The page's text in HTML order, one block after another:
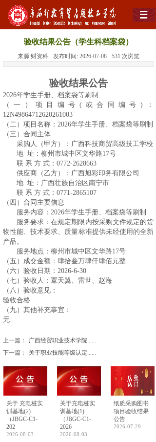
验收结果公告（学生科档案袋）
来源:财资科 发布时间: 2026-07-08 531 次浏览
验收结果公告
2026年学生手册、档案袋等刷制
（一）项目编号(或合同编号)：
12N49864712620261003
（二）项目名称：2026年学生手册、档案袋等刷制
（三）合同主体
采购人（甲方）：广西科技商贸高级技工学校
地 址：柳州市城中区文华路17号
联 系 方 式：0772-2628663
供应商（乙方）：广西旭彩印务有限公司
地 址：广西壮族自治区南宁市
联 系 方 式：0771-2865107
（四）合同主要信息
服务内容：2026年学生手册、档案袋等刷制
服务要求：在规定期限内按采购文件规定的货
物性能、技术要求、质量标准提供未经使用的全新
产品。
服务地点：柳州市城中区文华路17号
（五）成交金额：肆拾叁万肆仟肆佰元整
（六）验收日期：2026-6-30
（七）验收人：覃天翼、雷世、赵海
（八）验收意见：
验收合格
（九）其他补充事宜：
无
上一篇：
广西经贸职业技术学院......
下一篇：
关于职业技能等级认定......
关于 充电桩实
训基地(2)
（JBGC-C1-
202
2026-08-03
关于充电桩实
训基地(1)
（JBGC-C1-
2026
2026-08-03
纸质采购图书
项目验收结果
公告
2026-07-29